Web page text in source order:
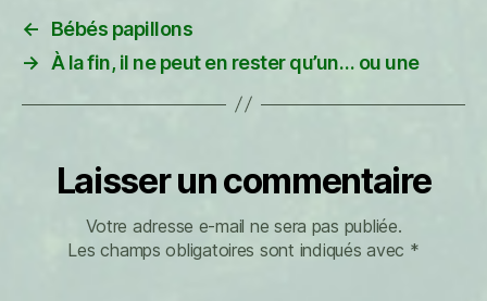
←
Bébés papillons
→
À la fin, il ne peut en rester qu’un… ou une
Laisser un commentaire
Votre adresse e-mail ne sera pas publiée.
Les champs obligatoires sont indiqués avec *